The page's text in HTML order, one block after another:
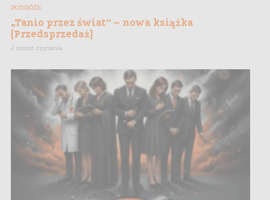
PODRÓŻE
„Tanio przez świat” – nowa książka
[Przedsprzedaż]
2 minut czytania